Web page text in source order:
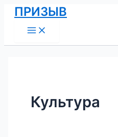
Перейти
содержимому
ПРИЗЫВ
Menu
Культура
Постраничная
навигация
записи